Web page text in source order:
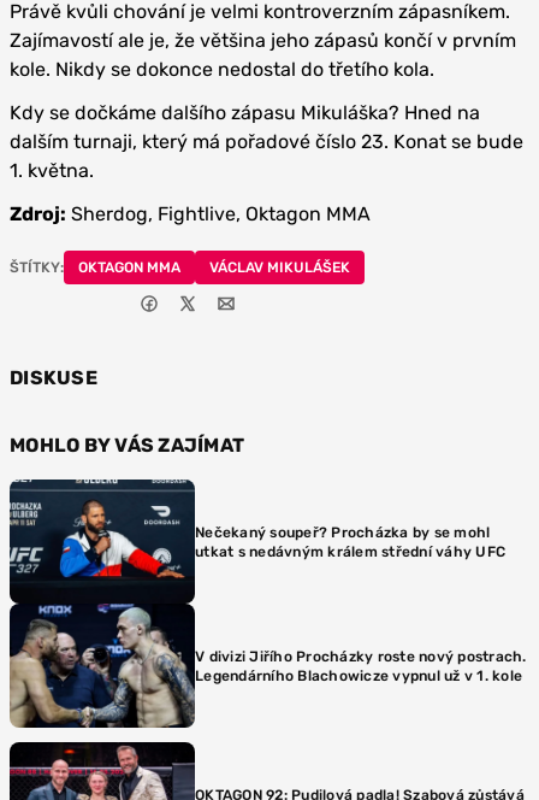
Právě kvůli chování je velmi kontroverzním zápasníkem.
Zajímavostí ale je, že většina jeho zápasů končí v prvním
kole. Nikdy se dokonce nedostal do třetího kola.
Kdy se dočkáme dalšího zápasu Mikuláška? Hned na
dalším turnaji, který má pořadové číslo 23. Konat se bude
1. května.
Zdroj: Sherdog, Fightlive, Oktagon MMA
ŠTÍTKY: OKTAGON MMA VÁCLAV MIKULÁŠEK
DISKUSE
MOHLO BY VÁS ZAJÍMAT
Nečekaný soupeř? Procházka by se mohl
utkat s nedávným králem střední váhy UFC
V divizi Jiřího Procházky roste nový postrach.
Legendárního Blachowicze vypnul už v 1. kole
OKTAGON 92: Pudilová padla! Szabová zůstává